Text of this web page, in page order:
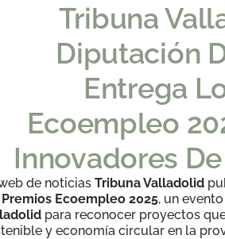
Tribuna
Diputación
Entrega
Ecoempleo
Innovadores
de noticias Tribuna Valladolid
Ecoempleo 2025, un
para reconocer proyectos
y economía circular en la